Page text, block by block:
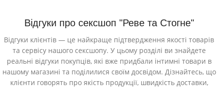
Відгуки про сексшоп "Реве та Стогне"
Відгуки клієнтів — це найкраще підтвердження якості товарів
та сервісу нашого сексшопу. У цьому розділі ви знайдете
реальні відгуки покупців, які вже придбали інтимні товари в
нашому магазині та поділилися своїм досвідом. Дізнайтесь, що
клієнти говорять про якість продукції, швидкість доставки,